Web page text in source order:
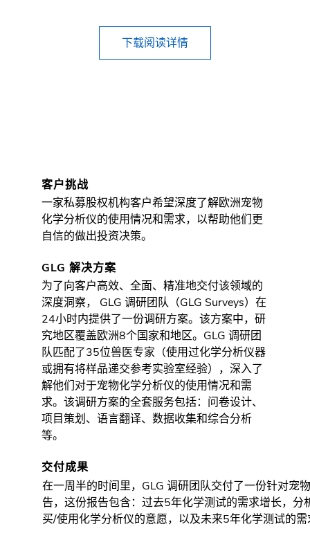
下载阅读详情
客户挑战
一家私募股权机构客户希望深度了解欧洲宠物
化学分析仪的使用情况和需求，以帮助他们更
自信的做出投资决策。
GLG 解决方案
为了向客户高效、全面、精准地交付该领域的
深度洞察， GLG 调研团队（GLG Surveys）在
24小时内提供了一份调研方案。该方案中，研
究地区覆盖欧洲8个国家和地区。GLG 调研团
队匹配了35位兽医专家（使用过化学分析仪器
或拥有将样品递交参考实验室经验），深入了
解他们对于宠物化学分析仪的使用情况和需
求。该调研方案的全套服务包括：问卷设计、
项目策划、语言翻译、数据收集和综合分析
等。
交付成果
在一周半的时间里，GLG 调研团队交付了一份针对宠
告，这份报告包含：过去5年化学测试的需求增长，
买/使用化学分析仪的意愿，以及未来5年化学测试的